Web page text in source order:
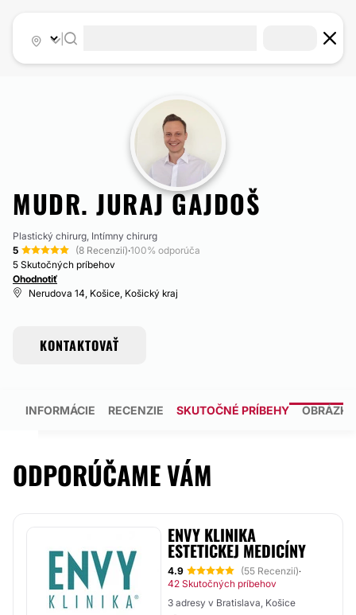
MUDR. JURAJ GAJDOŠ
Plastický chirurg, Intímny chirurg
5
(8 Recenzií)·100% odporúča
5 Skutočných príbehov
Ohodnotiť
Nerudova 14, Košice, Košický kraj
KONTAKTOVAŤ
INFORMÁCIE RECENZIE SKUTOČNÉ PRÍBEHY OBRÁZKY
ODPORÚČAME VÁM
ENVY KLINIKA
ESTETICKEJ MEDICÍNY
4.9 (55 Recenzií)·
42 Skutočných príbehov
3 adresy v Bratislava, Košice